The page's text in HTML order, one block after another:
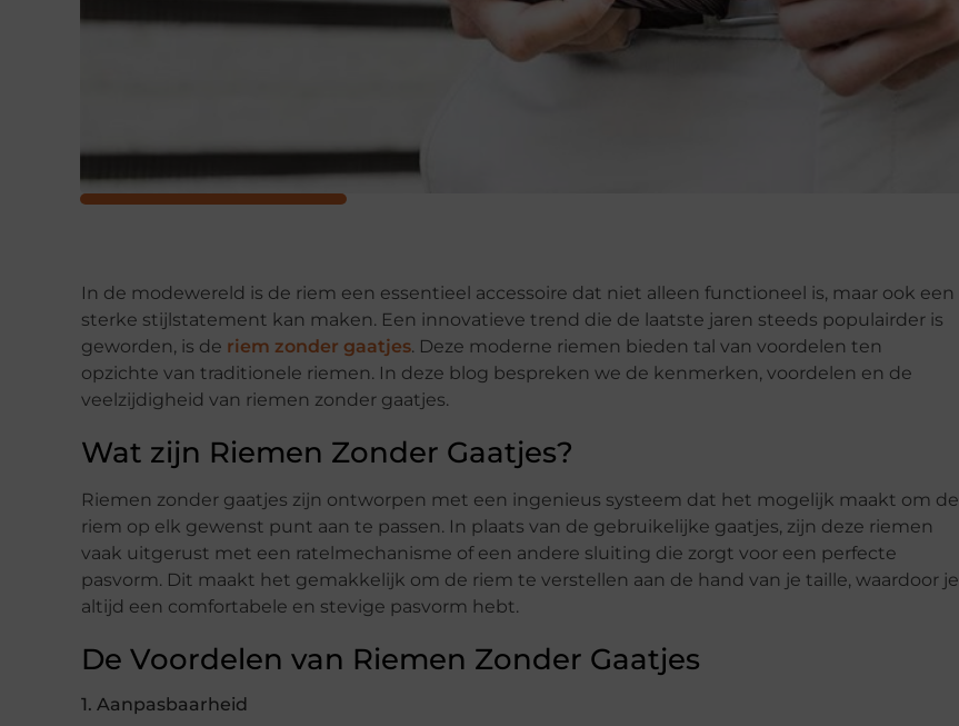
In de modewereld is de riem een essentieel accessoire dat niet alleen functioneel is, maar ook een
sterke stijlstatement kan maken. Een innovatieve trend die de laatste jaren steeds populairder is
geworden, is de riem zonder gaatjes. Deze moderne riemen bieden tal van voordelen ten
opzichte van traditionele riemen. In deze blog bespreken we de kenmerken, voordelen en de
veelzijdigheid van riemen zonder gaatjes.
Wat zijn Riemen Zonder Gaatjes?
Riemen zonder gaatjes zijn ontworpen met een ingenieus systeem dat het mogelijk maakt om de
riem op elk gewenst punt aan te passen. In plaats van de gebruikelijke gaatjes, zijn deze riemen
vaak uitgerust met een ratelmechanisme of een andere sluiting die zorgt voor een perfecte
pasvorm. Dit maakt het gemakkelijk om de riem te verstellen aan de hand van je taille, waardoor je
altijd een comfortabele en stevige pasvorm hebt.
De Voordelen van Riemen Zonder Gaatjes
1. Aanpasbaarheid